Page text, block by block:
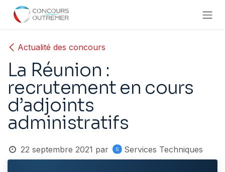
Se rendre au contenu
Actualité des concours
La Réunion :
recrutement en cours
d’adjoints
administratifs
22 septembre 2021 par Services Techniques